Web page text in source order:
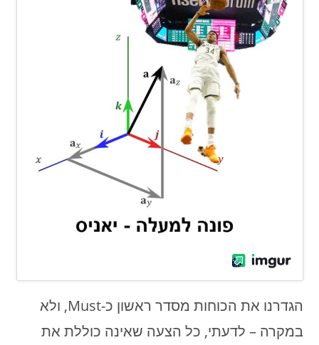
הגדרנו את הכוחות מסדר ראשון כ-Must, ולא
במקרה – לדעתי, כל הצעה שאינה כוללת את